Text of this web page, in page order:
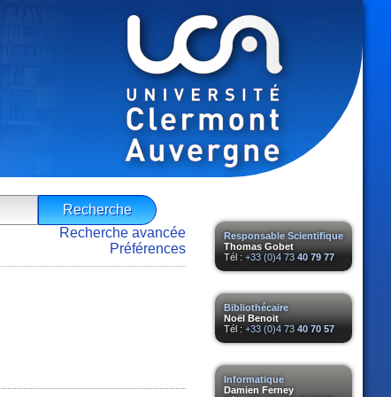
Responsable Scientifique
Thomas Gobet
Tél : +33 (0)4 73 40 79 77
Bibliothécaire
Noël Benoit
Tél : +33 (0)4 73 40 70 57
Informatique
Damien Ferney
Recherche avancée
Préférences